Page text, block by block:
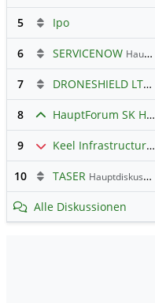
5 Ipo
6 SERVICENOW Hauptdiskussion
7 DRONESHIELD LTD
8 HauptForum SK HYNIC
9 Keel Infrastructure Corporation
10 TASER Hauptdiskussion
Alle Diskussionen